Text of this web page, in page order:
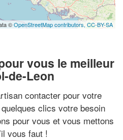
©OpenStreetMap contributors, CC-BY-SA
vous le meilleur
de-Leon
contacter pour votre
clics votre besoin
pour vous et vous mettons
vous faut !